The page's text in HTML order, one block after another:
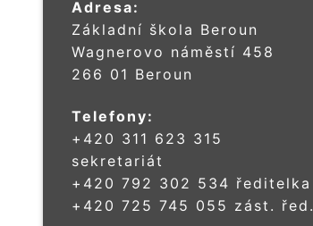
Adresa:
Základní škola Beroun
Wagnerovo náměstí 458
266 01 Beroun
Telefony:
+420 311 623 315
sekretariát
+420 792 302 534 ředitelka
+420 725 745 055 zást. řed.